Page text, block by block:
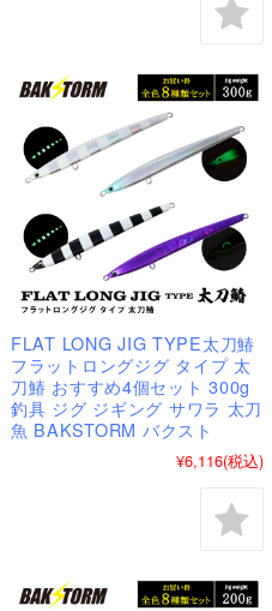
FLAT LONG JIG TYPE太刀鰆
フラットロングジグ タイプ 太
刀鰆 おすすめ4個セット 300g
釣具 ジグ ジギング サワラ 太刀
魚 BAKSTORM バクスト
¥6,116(税込)